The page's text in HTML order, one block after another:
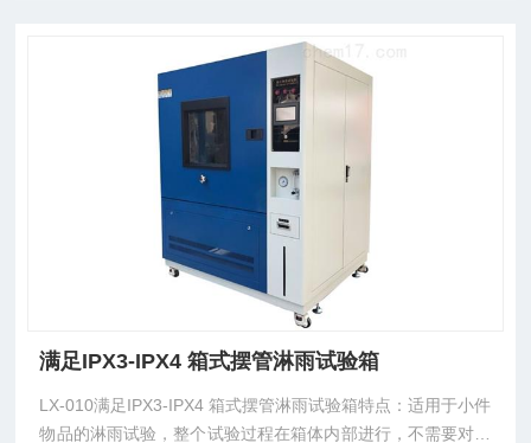
满足IPX3-IPX4 箱式摆管淋雨试验箱
LX-010满足IPX3-IPX4 箱式摆管淋雨试验箱特点：适用于小件
物品的淋雨试验，整个试验过程在箱体内部进行，不需要对试